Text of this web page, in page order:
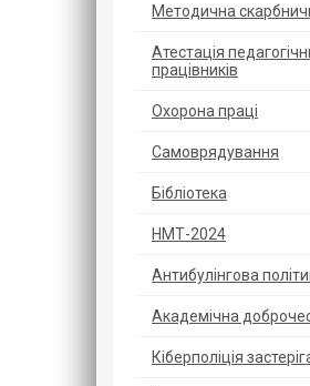
Методична
Атестація
працівників
Охорoна прaці
Самоврядування
Бібліотека
НМТ-2024
Антибулінгова
Академічна
Кіберполіція